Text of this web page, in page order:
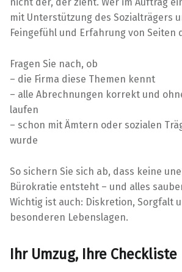
mit Unterstützung des Sozialträgers
Feingefühl und Erfahrung von Seiten
Fragen Sie nach, ob
– die Firma diese Themen kennt
– alle Abrechnungen korrekt und
laufen
– schon mit Ämtern oder sozialen
wurde
So sichern Sie sich ab, dass keine
Bürokratie entsteht – und alles
Wichtig ist auch: Diskretion, Sorgfalt
besonderen Lebenslagen.
Ihr Umzug, Ihre Checkliste